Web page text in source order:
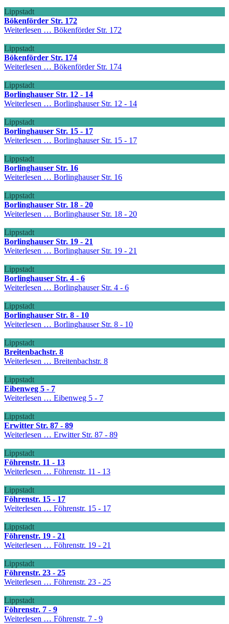
Lippstadt
Bökenförder Str. 172
Weiterlesen … Bökenförder Str. 172
Lippstadt
Bökenförder Str. 174
Weiterlesen … Bökenförder Str. 174
Lippstadt
Borlinghauser Str. 12 - 14
Weiterlesen … Borlinghauser Str. 12 - 14
Lippstadt
Borlinghauser Str. 15 - 17
Weiterlesen … Borlinghauser Str. 15 - 17
Lippstadt
Borlinghauser Str. 16
Weiterlesen … Borlinghauser Str. 16
Lippstadt
Borlinghauser Str. 18 - 20
Weiterlesen … Borlinghauser Str. 18 - 20
Lippstadt
Borlinghauser Str. 19 - 21
Weiterlesen … Borlinghauser Str. 19 - 21
Lippstadt
Borlinghauser Str. 4 - 6
Weiterlesen … Borlinghauser Str. 4 - 6
Lippstadt
Borlinghauser Str. 8 - 10
Weiterlesen … Borlinghauser Str. 8 - 10
Lippstadt
Breitenbachstr. 8
Weiterlesen … Breitenbachstr. 8
Lippstadt
Eibenweg 5 - 7
Weiterlesen … Eibenweg 5 - 7
Lippstadt
Erwitter Str. 87 - 89
Weiterlesen … Erwitter Str. 87 - 89
Lippstadt
Föhrenstr. 11 - 13
Weiterlesen … Föhrenstr. 11 - 13
Lippstadt
Föhrenstr. 15 - 17
Weiterlesen … Föhrenstr. 15 - 17
Lippstadt
Föhrenstr. 19 - 21
Weiterlesen … Föhrenstr. 19 - 21
Lippstadt
Föhrenstr. 23 - 25
Weiterlesen … Föhrenstr. 23 - 25
Lippstadt
Föhrenstr. 7 - 9
Weiterlesen … Föhrenstr. 7 - 9